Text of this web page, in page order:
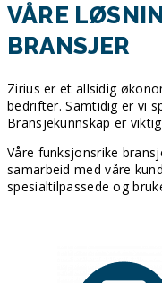
VÅRE
BRANSJER
Zirius er et allsidig
bedrifter. Samtidig er vi
Bransjekunnskap er
Våre funksjonsrike
samarbeid med våre
spesialtilpassede og